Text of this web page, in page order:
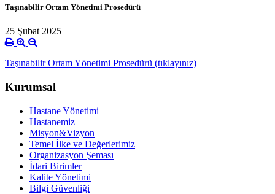
Taşınabilir Ortam Yönetimi Prosedürü
25 Şubat 2025
Taşınabilir Ortam Yönetimi Prosedürü (tıklayınız)
Kurumsal
Hastane Yönetimi
Hastanemiz
Misyon&Vizyon
Temel İlke ve Değerlerimiz
Organizasyon Şeması
İdari Birimler
Kalite Yönetimi
Bilgi Güvenliği